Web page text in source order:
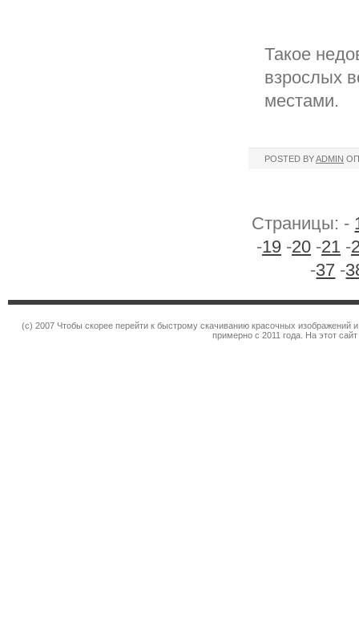
Такое
взрослых
местами.
POSTED BYADMIN
Страницы: -
-19 -20 -21 -
-37 -
(c) 2007 Чтобы скорее перейти к быстрому скачиванию красочных
примерно с 2011 года. На этот